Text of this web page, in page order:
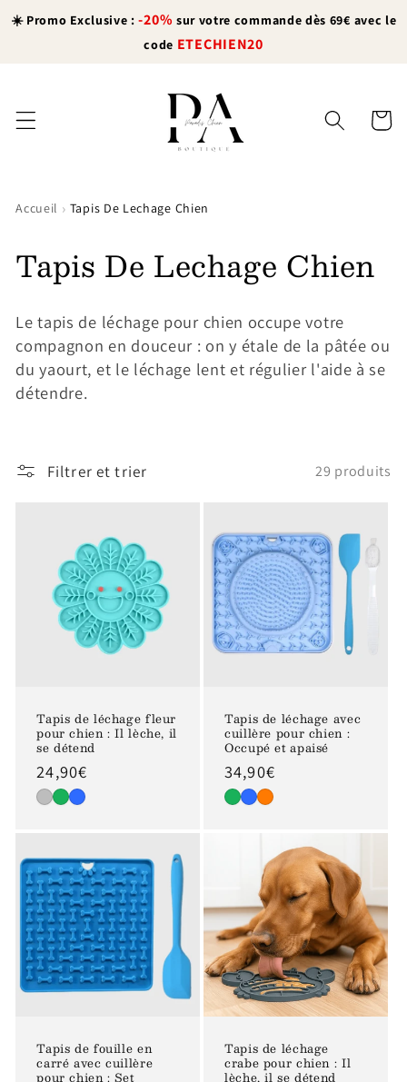
passer
☀️ Promo Exclusive :-20% sur votre commande dès 69€ avec le
code ETECHIEN20
Panier
Accueil › Tapis De Lechage Chien
Tapis De Lechage Chien
Le tapis de léchage pour chien occupe votre
compagnon en douceur : on y étale de la pâtée ou
du yaourt, et le léchage lent et régulier l'aide à se
détendre.
Filtrer et trier 29 produits
Tapis de léchage fleur
pour chien : Il lèche, il
se détend
Prix
habituel
24,90€
Tapis de léchage avec
cuillère pour chien :
Occupé et apaisé
Prix
habituel
34,90€
Tapis de fouille en
carré avec cuillère
pour chien : Set
Tapis de léchage
crabe pour chien : Il
lèche, il se détend